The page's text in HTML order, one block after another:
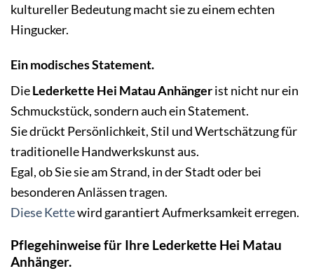
kultureller Bedeutung macht sie zu einem echten
Hingucker.
Ein modisches Statement.
DieLederkette Hei Matau Anhängerist nicht nur ein
Schmuckstück, sondern auch ein Statement.
Sie drückt Persönlichkeit, Stil und Wertschätzung für
traditionelle Handwerkskunst aus.
Egal, ob Sie sie am Strand, in der Stadt oder bei
besonderen Anlässen tragen.
Diese Kettewird garantiert Aufmerksamkeit erregen.
Pflegehinweise für Ihre Lederkette Hei Matau
Anhänger.